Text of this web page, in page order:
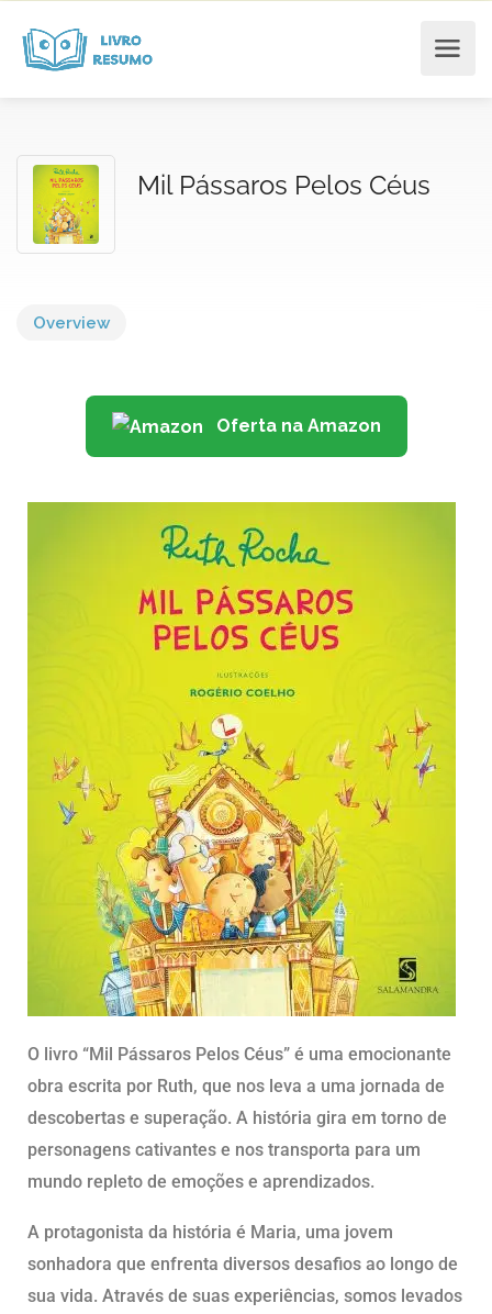
Mil Pássaros Pelos Céus
Overview
Oferta na Amazon
O livro “Mil Pássaros Pelos Céus” é uma emocionante
obra escrita por Ruth, que nos leva a uma jornada de
descobertas e superação. A história gira em torno de
personagens cativantes e nos transporta para um
mundo repleto de emoções e aprendizados.
A protagonista da história é Maria, uma jovem
sonhadora que enfrenta diversos desafios ao longo de
sua vida. Através de suas experiências, somos levados